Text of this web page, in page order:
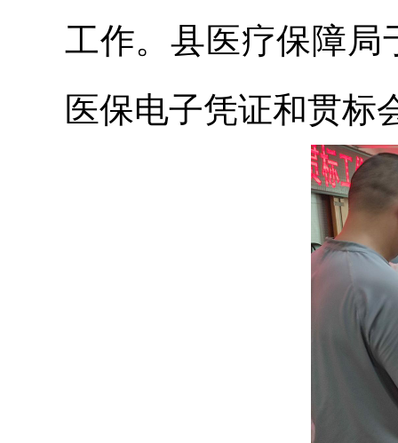
工作。县医疗保障局
医保电子凭证和贯标